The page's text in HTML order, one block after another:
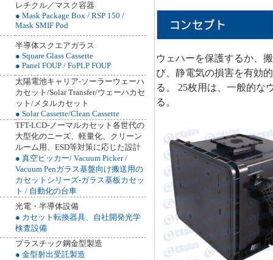
レチクル／マスク容器
● Mask Package Box / RSP 150 /
Mask SMIF Pod
半導体スクエアガラス
● Square Glass Cassette
● Panel FOUP / FoPLP FOUP
太陽電池キャリア-ソーラーウェーハ
カセット/Solar Transfer/ウェーハカセ
ット/メタルカセット
● Solar Cassette/Clean Cassette
TFT-LCD-ノーマルカセット各世代の
大型化のニーズ、軽量化、クリーン
ルーム用、ESD等対策に応じた設計
● 真空ピッカー/ Vacuum Picker /
Vacuum Penガラス基盤向け搬送用の
カセットシリーズ-ガラス基板カセッ
ト / 自動化の台車
光電・半導体設備
● カセット転換器具、自社開発光学
検査設備
プラスチック鋼金型製造
● 金型射出受託製造
ウェハーを保護するか、
び、静電気の損害を有効
る。 25枚用は、一般的な
る。